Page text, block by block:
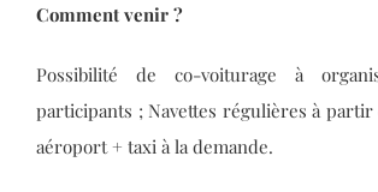
Comment venir ?
Possibilité de co-voiturage à
participants ; Navettes régulières à
aéroport + taxi à la demande.